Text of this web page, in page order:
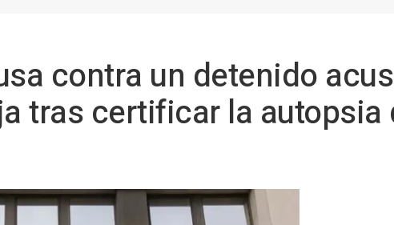
contra un detenido
tras certificar la autopsia